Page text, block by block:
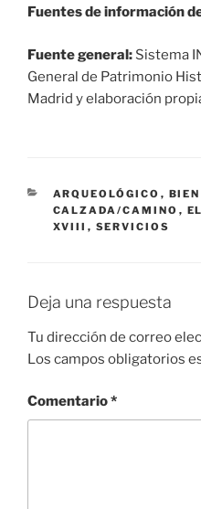
Fuentes de información
Fuente general: Sistema
General de Patrimonio
Madrid y elaboración
CATEGORÍAS
ARQUEOLÓGICO ,
CALZADA/CAMINO ,
XVIII , SERVICIOS
Deja una respuesta
Tu dirección de correo
Los campos obligatorios
Comentario*